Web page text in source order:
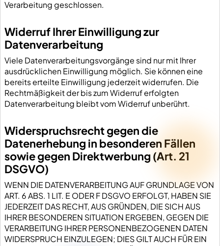
Verarbeitung geschlossen.
Widerruf Ihrer Einwilligung zur
Datenverarbeitung
Viele Datenverarbeitungsvorgänge sind nur mit Ihrer
ausdrücklichen Einwilligung möglich. Sie können eine
bereits erteilte Einwilligung jederzeit widerrufen. Die
Rechtmäßigkeit der bis zum Widerruf erfolgten
Datenverarbeitung bleibt vom Widerruf unberührt.
Widerspruchsrecht gegen die
Datenerhebung in besonderen Fällen
sowie gegen Direktwerbung (Art. 21
DSGVO)
WENN DIE DATENVERARBEITUNG AUF GRUNDLAGE VON
ART. 6 ABS. 1 LIT. E ODER F DSGVO ERFOLGT, HABEN SIE
JEDERZEIT DAS RECHT, AUS GRÜNDEN, DIE SICH AUS
IHRER BESONDEREN SITUATION ERGEBEN, GEGEN DIE
VERARBEITUNG IHRER PERSONENBEZOGENEN DATEN
WIDERSPRUCH EINZULEGEN; DIES GILT AUCH FÜR EIN